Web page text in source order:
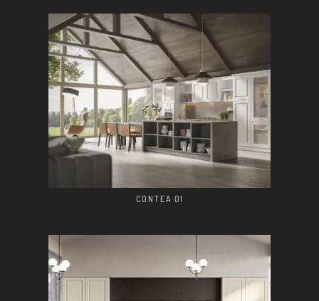
CONTEA 01